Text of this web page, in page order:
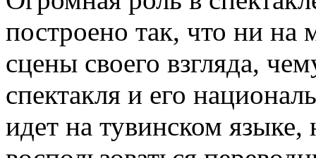
построено так, что ни на
сцены своего взгляда,
спектакля и его
идет на тувинском